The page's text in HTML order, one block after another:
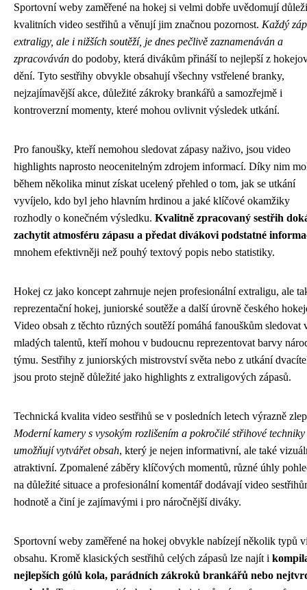
Sportovní weby zaměřené na hokej si velmi dobře uvědomují
kvalitních video sestřihů a věnují jim značnou pozornost. Každý
extraligy, ale i nižších soutěží, je dnes pečlivě zaznamenáván a
zpracováván do podoby, která divákům přináší to nejlepší z
dění. Tyto sestřihy obvykle obsahují všechny vstřelené branky,
nejzajímavější akce, důležité zákroky brankářů a samozřejmě i
kontroverzní momenty, které mohou ovlivnit výsledek utkání.
Pro fanoušky, kteří nemohou sledovat zápasy naživo, jsou video
highlights naprosto neocenitelným zdrojem informací. Díky nim
během několika minut získat ucelený přehled o tom, jak se utkání
vyvíjelo, kdo byl jeho hlavním hrdinou a jaké klíčové okamžiky
rozhodly o konečném výsledku. Kvalitně zpracovaný sestřih
zachytit atmosféru zápasu a předat divákovi podstatné
mnohem efektivněji než pouhý textový popis nebo statistiky.
Hokej cz jako koncept zahrnuje nejen profesionální extraligu, ale
reprezentační hokej, juniorské soutěže a další úrovně českého
Video obsah z těchto různých soutěží pomáhá fanouškům sledovat
mladých talentů, kteří mohou v budoucnu reprezentovat barvy
týmu. Sestřihy z juniorských mistrovství světa nebo z utkání
jsou proto stejně důležité jako highlights z extraligových zápasů.
Technická kvalita video sestřihů se v posledních letech výrazně
Moderní kamery s vysokým rozlišením a pokročilé střihové techniky
umožňují vytvářet obsah, který je nejen informativní, ale také
atraktivní. Zpomalené záběry klíčových momentů, různé úhly
na důležité situace a profesionální komentář dodávají video
hodnotě a činí je zajímavými i pro náročnější diváky.
Sportovní weby zaměřené na hokej obvykle nabízejí několik typů
obsahu. Kromě klasických sestřihů celých zápasů lze najít i
nejlepších gólů kola, parádních zákroků brankářů nebo